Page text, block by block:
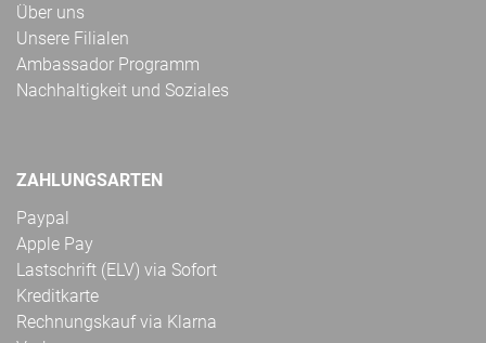
Über uns
Unsere Filialen
Ambassador Programm
Nachhaltigkeit und Soziales
ZAHLUNGSARTEN
Paypal
Apple Pay
Lastschrift (ELV) via Sofort
Kreditkarte
Rechnungskauf via Klarna